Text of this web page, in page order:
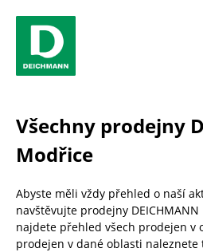
Všechny prodejny
Modřice
Abyste měli vždy přehled o naší
navštěvujte prodejny
najdete přehled všech prodejen v
prodejen v dané oblasti naleznete